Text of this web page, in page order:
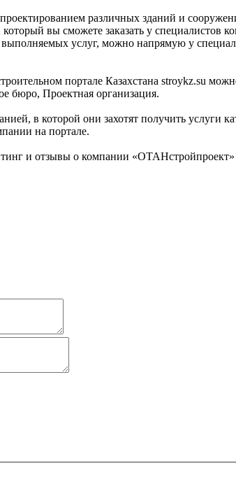
различных зданий и
вы сможете заказать у
услуг, можно напрямую у
портале Казахстана stroykz.su
бюро, Проектная организация.
в которой они захотят получить услуги
на портале.
и отзывы о компании